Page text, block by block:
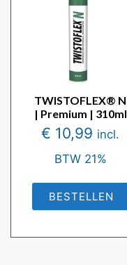
TWISTOFLEX® N
| Premium | 310ml
€ 10,99 incl.
BTW 21%
BESTELLEN